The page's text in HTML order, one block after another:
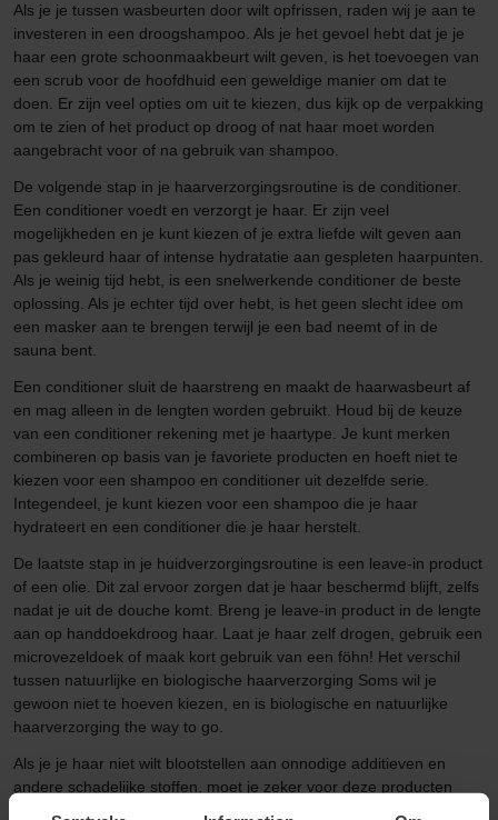
Als je je tussen wasbeurten door wilt opfrissen, raden wij je aan te
investeren in een droogshampoo. Als je het gevoel hebt dat je je
haar een grote schoonmaakbeurt wilt geven, is het toevoegen van
een scrub voor de hoofdhuid een geweldige manier om dat te
doen. Er zijn veel opties om uit te kiezen, dus kijk op de verpakking
om te zien of het product op droog of nat haar moet worden
aangebracht voor of na gebruik van shampoo.
De volgende stap in je haarverzorgingsroutine is de conditioner.
Een conditioner voedt en verzorgt je haar. Er zijn veel
mogelijkheden en je kunt kiezen of je extra liefde wilt geven aan
pas gekleurd haar of intense hydratatie aan gespleten haarpunten.
Als je weinig tijd hebt, is een snelwerkende conditioner de beste
oplossing. Als je echter tijd over hebt, is het geen slecht idee om
een masker aan te brengen terwijl je een bad neemt of in de
sauna bent.
Een conditioner sluit de haarstreng en maakt de haarwasbeurt af
en mag alleen in de lengten worden gebruikt. Houd bij de keuze
van een conditioner rekening met je haartype. Je kunt merken
combineren op basis van je favoriete producten en hoeft niet te
kiezen voor een shampoo en conditioner uit dezelfde serie.
Integendeel, je kunt kiezen voor een shampoo die je haar
hydrateert en een conditioner die je haar herstelt.
De laatste stap in je huidverzorgingsroutine is een leave-in product
of een olie. Dit zal ervoor zorgen dat je haar beschermd blijft, zelfs
nadat je uit de douche komt. Breng je leave-in product in de lengte
aan op handdoekdroog haar. Laat je haar zelf drogen, gebruik een
microvezeldoek of maak kort gebruik van een föhn! Het verschil
tussen natuurlijke en biologische haarverzorging Soms wil je
gewoon niet te hoeven kiezen, en is biologische en natuurlijke
haarverzorging the way to go.
Als je je haar niet wilt blootstellen aan onnodige additieven en
andere schadelijke stoffen, moet je zeker voor deze producten